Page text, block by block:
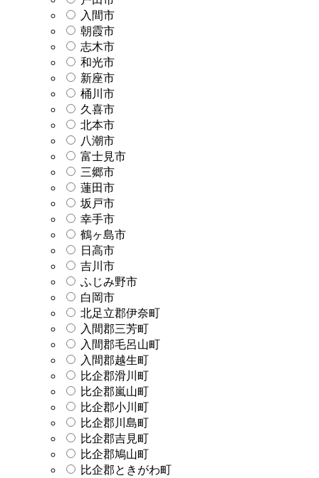
入間市
朝霞市
志木市
和光市
新座市
桶川市
久喜市
北本市
八潮市
富士見市
三郷市
蓮田市
坂戸市
幸手市
鶴ヶ島市
日高市
吉川市
ふじみ野市
白岡市
北足立郡伊奈町
入間郡三芳町
入間郡毛呂山町
入間郡越生町
比企郡滑川町
比企郡嵐山町
比企郡小川町
比企郡川島町
比企郡吉見町
比企郡鳩山町
比企郡ときがわ町